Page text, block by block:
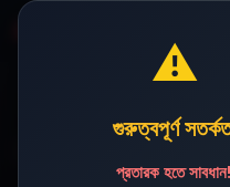
⚠️
গুরুত্বপূর্ণ
প্রতারক হতে সাবধান!